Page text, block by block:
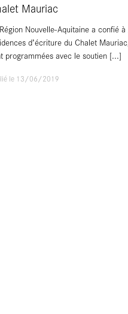
Mauriac
Nouvelle-Aquitaine a confié
d’écriture du Chalet
programmées avec le soutien [...]
le 13/06/2019